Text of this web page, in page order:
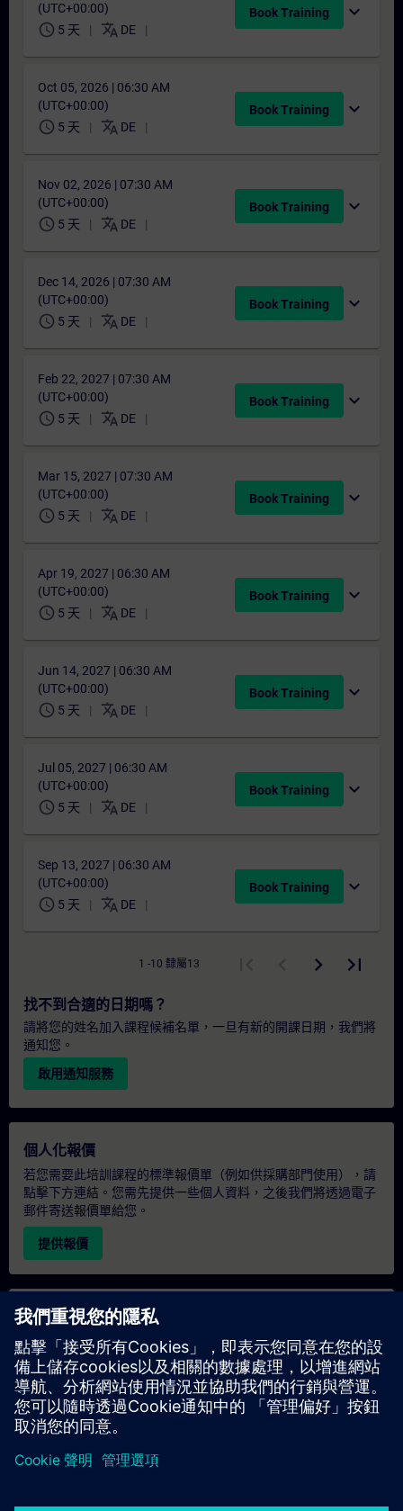
(UTC+00:00)
schedule 5 天 translate DE
Book Training expand_more
Oct 05, 2026 | 06:30 AM
(UTC+00:00)
schedule 5 天 translate DE
Book Training expand_more
Nov 02, 2026 | 07:30 AM
(UTC+00:00)
schedule 5 天 translate DE
Book Training expand_more
Dec 14, 2026 | 07:30 AM
(UTC+00:00)
schedule 5 天 translate DE
Book Training expand_more
Feb 22, 2027 | 07:30 AM
(UTC+00:00)
schedule 5 天 translate DE
Book Training expand_more
Mar 15, 2027 | 07:30 AM
(UTC+00:00)
schedule 5 天 translate DE
Book Training expand_more
Apr 19, 2027 | 06:30 AM
(UTC+00:00)
schedule 5 天 translate DE
Book Training expand_more
Jun 14, 2027 | 06:30 AM
(UTC+00:00)
schedule 5 天 translate DE
Book Training expand_more
Jul 05, 2027 | 06:30 AM
(UTC+00:00)
schedule 5 天 translate DE
Book Training expand_more
Sep 13, 2027 | 06:30 AM
(UTC+00:00)
schedule 5 天 translate DE
Book Training expand_more
1 -10 隸屬13
找不到合適的日期嗎？
請將您的姓名加入課程候補名單，一旦有新的開課日期，我們將
通知您。
啟用通知服務
個人化報價
若您需要此培訓課程的標準報價單（例如供採購部門使用），請
點擊下方連結。您需先提供一些個人資料，之後我們將透過電子
郵件寄送報價單給您。
提供報價
專屬培訓諮詢
若您需要針對專屬培訓課程（無論是現場、線上或於我們的
SITRAIN 培訓中心舉辦）索取報價，請填寫下方的諮詢表單。此
類請求適合較大規模的團體（6 人以上）。提供您的聯絡資料及
培訓需求後，我們將向您發送報價單。
索取專屬報價